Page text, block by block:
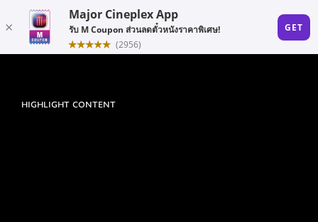
HIGHLIGHT CONTENT